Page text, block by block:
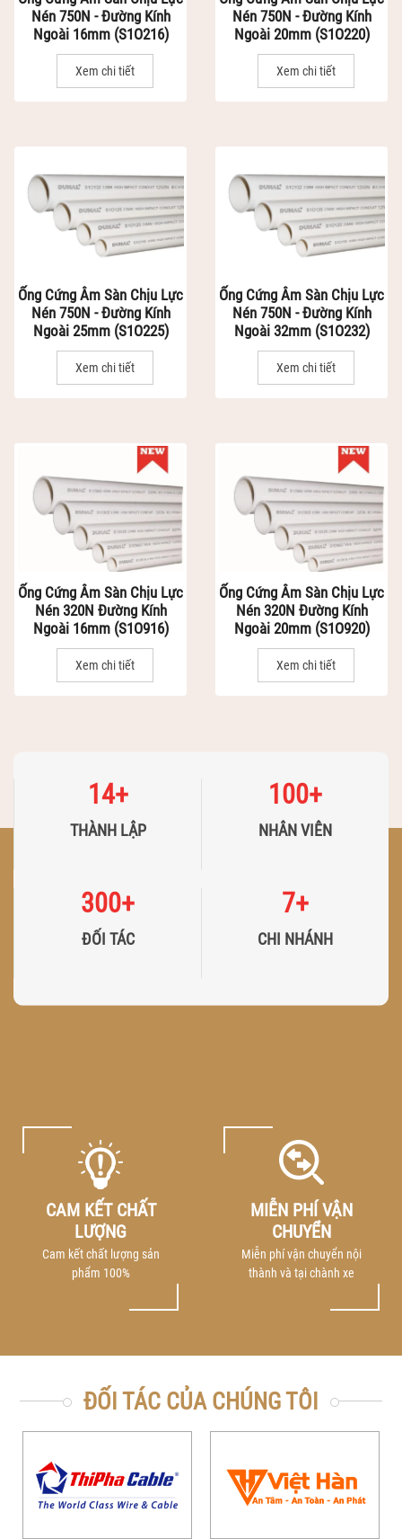
Nén 750N - Đường Kính
Ngoài 16mm (S1O216)
Xem chi tiết
Nén 750N - Đường Kính
Ngoài 20mm (S1O220)
Xem chi tiết
Ống Cứng Âm Sàn Chịu Lực
Nén 750N - Đường Kính
Ngoài 25mm (S1O225)
Xem chi tiết
Ống Cứng Âm Sàn Chịu Lực
Nén 750N - Đường Kính
Ngoài 32mm (S1O232)
Xem chi tiết
Ống Cứng Âm Sàn Chịu Lực
Nén 320N Đường Kính
Ngoài 16mm (S1O916)
Xem chi tiết
Ống Cứng Âm Sàn Chịu Lực
Nén 320N Đường Kính
Ngoài 20mm (S1O920)
Xem chi tiết
14+
THÀNH LẬP
100+
NHÂN VIÊN
300+
ĐỐI TÁC
7+
CHI NHÁNH
CAM KẾT CHẤT
LƯỢNG
Cam kết chất lượng sản
phẩm 100%
MIỄN PHÍ VẬN
CHUYỂN
Miễn phí vận chuyển nội
thành và tại chành xe
ĐỐI TÁC CỦA CHÚNG TÔI